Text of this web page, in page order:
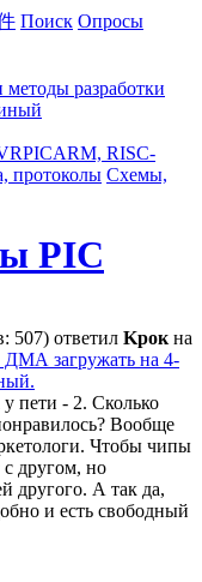
Поиск Опросы
методы разработки
PICARM, RISC-
протоколы Схемы,
PIC
507) ответил Kpoк на
ДМА загружать на 4-
пети - 2. Сколько
Вообще
Чтобы чипы
с другом, но
другого. А так да,
и есть свободный